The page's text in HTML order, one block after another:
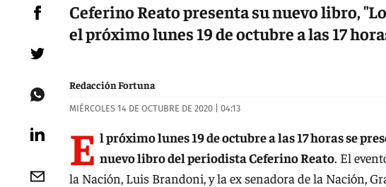
Ceferino Reato presenta su nuevo libro,
el próximo lunes 19 de octubre a las 17
Redacción Fortuna
MIÉRCOLES 14 DE OCTUBRE DE 2020 | 04:13
E l próximo lunes 19 de octubre a las 17 horas se
nuevo libro del periodista Ceferino Reato. El
la Nación, Luis Brandoni, y la ex senadora de la Nación,